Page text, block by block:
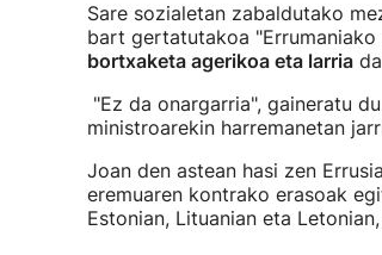
Sare sozialetan zabaldutako
bart gertatutakoa
bortxaketa agerikoa eta larria
"Ez da onargarria", gaineratu
ministroarekin harremanetan
Joan den astean hasi zen
eremuaren kontrako erasoak
Estonian, Lituanian eta